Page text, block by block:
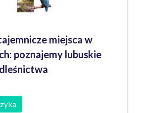
miejsca w
poznajemy lubuskie